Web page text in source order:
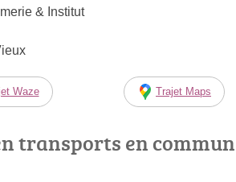
& Institut
Waze Trajet Maps
transports en commun